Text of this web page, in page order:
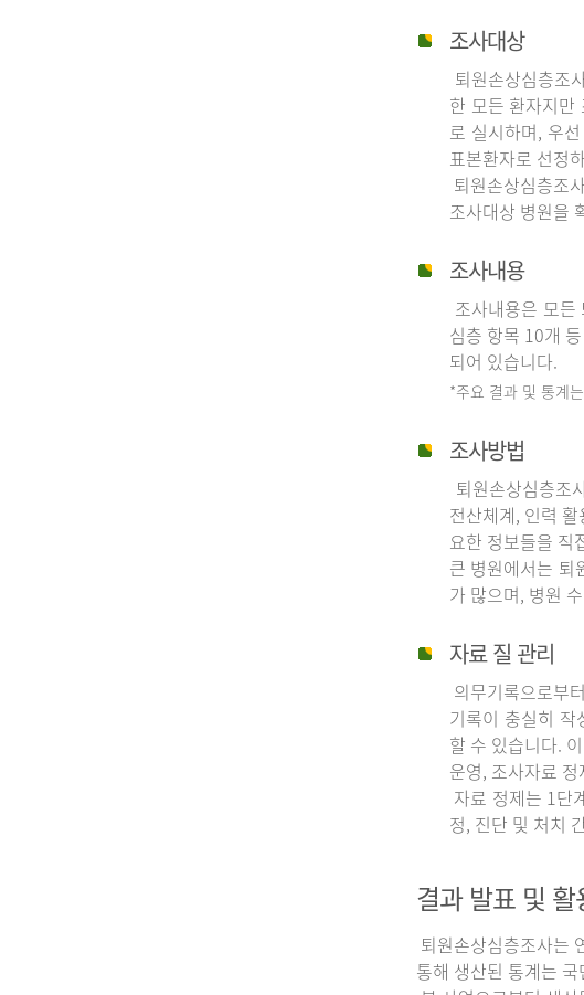
조사대상
퇴원손상심층조
한 모든 환자지만
로 실시하며, 우
표본환자로 선정
퇴원손상심층조
조사대상 병원을
조사내용
조사내용은 모
심층 항목 10개
되어 있습니다.
*주요 결과 및 통계
조사방법
퇴원손상심층조
전산체계, 인력
요한 정보들을 직
큰 병원에서는 퇴
가 많으며, 병원
자료 질 관리
의무기록으로부
기록이 충실히
할 수 있습니다.
운영, 조사자료
자료 정제는 1단
정, 진단 및 처치
결과 발표 및 활
퇴원손상심층조사는
통해 생산된 통계는